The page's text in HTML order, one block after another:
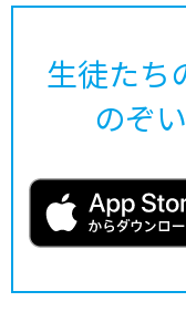
生徒たち
のぞ